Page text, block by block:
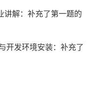
讲解：补充了第一题的
开发环境安装：补充了